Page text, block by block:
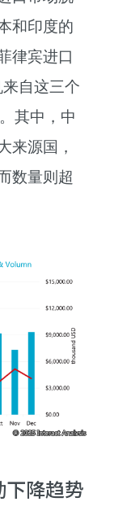
和印度的
律宾进口
自这三个
其中，中
来源国，
数量则超
降趋势